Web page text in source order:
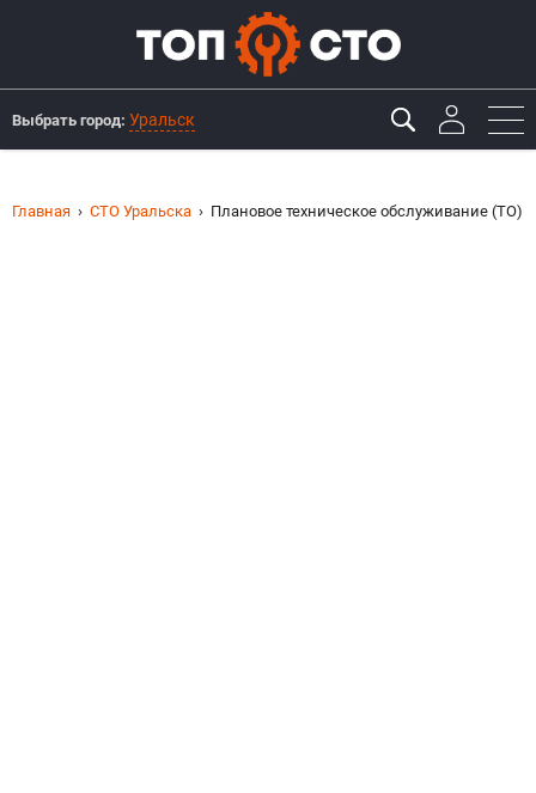
Выбрать город: Уральск
Главная СТО Уральска Плановое техническое обслуживание (ТО)